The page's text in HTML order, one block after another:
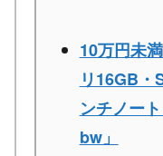
10万円未
リ16GB・
ンチノー
bw」